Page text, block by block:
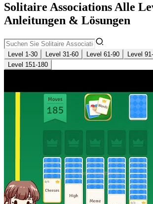
Solitaire Associations Alle
Anleitungen & Lösungen
Level 1-30 Level 31-60 Level 61-90 Level
Level 151-180